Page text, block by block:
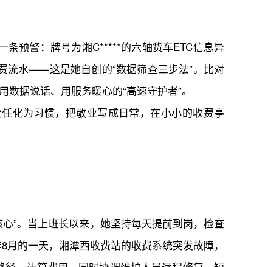
条预警：牌号为湘C*****的六轴货车ETC信息异
流水——这是她自创的“数据筛查三步法”。比对
据说话、用服务暖心的“高速守护者”。
化为习惯，把敬业写成日常，在小小的收费亭
”。当上班长以来，她坚持每天提前到岗，检查
的一天，湘潭西收费站的收费系统突发故障，